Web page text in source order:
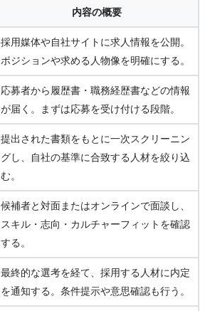
内容の概要
採用媒体や自社サイトに求人情報を公開。
ポジションや求める人物像を明確にする。
応募者から履歴書・職務経歴書などの情報
が届く。まずは応募を受け付ける段階。
提出された書類をもとに一次スクリーニン
グし、自社の基準に合致する人材を絞り込
む。
候補者と対面またはオンラインで面談し、
スキル・志向・カルチャーフィットを確認
する。
最終的な選考を経て、採用する人材に内定
を通知する。条件提示や意思確認も行う。